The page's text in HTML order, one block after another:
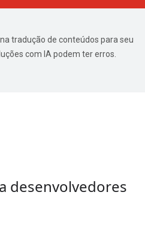
tradução de conteúdos para seu
com IA podem ter erros.
desenvolvedores